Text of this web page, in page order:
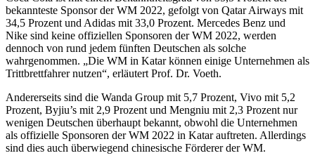
bekannteste Sponsor der WM 2022, gefolgt von Qatar Airways mit
34,5 Prozent und Adidas mit 33,0 Prozent. Mercedes Benz und
Nike sind keine offiziellen Sponsoren der WM 2022, werden
dennoch von rund jedem fünften Deutschen als solche
wahrgenommen. „Die WM in Katar können einige Unternehmen als
Trittbrettfahrer nutzen“, erläutert Prof. Dr. Voeth.
Andererseits sind die Wanda Group mit 5,7 Prozent, Vivo mit 5,2
Prozent, Byjiu’s mit 2,9 Prozent und Mengniu mit 2,3 Prozent nur
wenigen Deutschen überhaupt bekannt, obwohl die Unternehmen
als offizielle Sponsoren der WM 2022 in Katar auftreten. Allerdings
sind dies auch überwiegend chinesische Förderer der WM.